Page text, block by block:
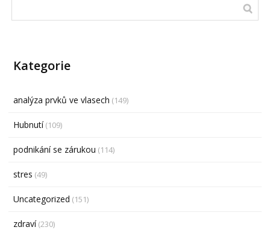
Kategorie
analýza prvků ve vlasech (149)
Hubnutí(109)
podnikání se zárukou (114)
stres (49)
Uncategorized (151)
zdraví(230)